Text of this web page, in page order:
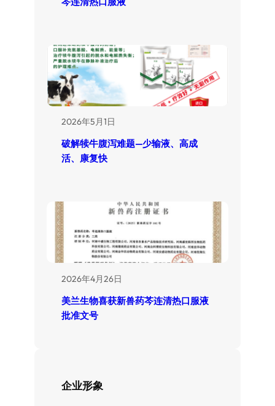
2026年5月1日
破解犊牛腹泻难题—少输液、高成
活、康复快
2026年4月26日
美兰生物喜获新兽药芩连清热口服液
批准文号
企业形象